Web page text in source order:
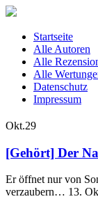
Startseite
Alle Autoren
Alle
Alle
Datenschutz
Impressum
Okt.29
[Gehört] Der
Er öffnet nur von
verzaubern… 13.